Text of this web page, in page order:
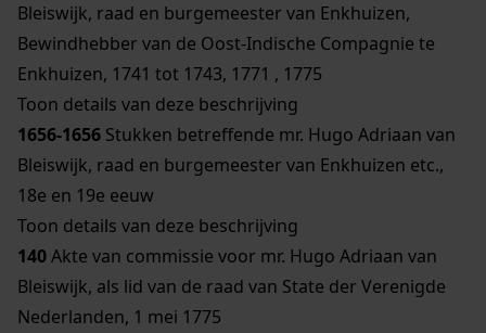
Bleiswijk, raad en burgemeester van Enkhuizen,
Bewindhebber van de Oost-Indische Compagnie te
Enkhuizen, 1741 tot 1743, 1771 , 1775
Toon details van deze beschrijving
1656-1656 Stukken betreffende mr. Hugo Adriaan van
Bleiswijk, raad en burgemeester van Enkhuizen etc.,
18e en 19e eeuw
Toon details van deze beschrijving
140Akte van commissie voor mr. Hugo Adriaan van
Bleiswijk, als lid van de raad van State der Verenigde
Nederlanden, 1 mei 1775